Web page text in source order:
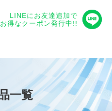
LINEにお友達追加で
得なクーポン発行中!!
一覧